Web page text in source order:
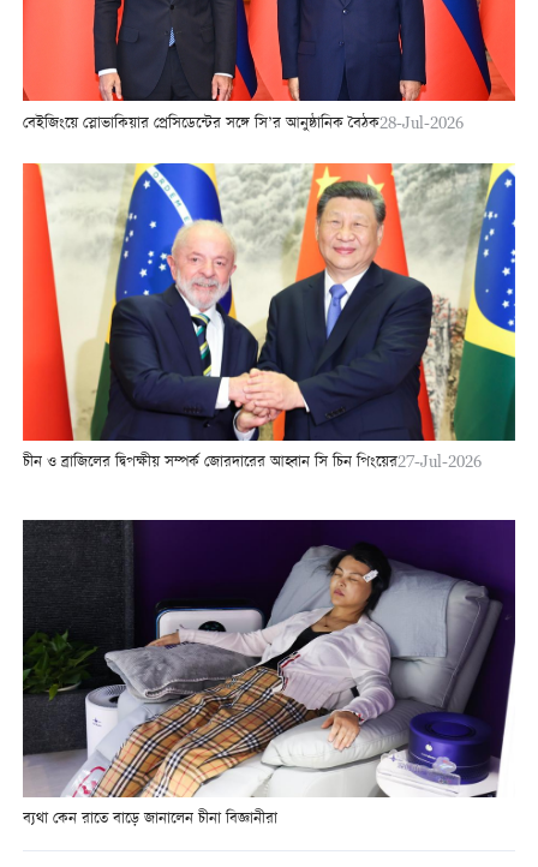
বেইজিংয়ে স্লোভাকিয়ার প্রেসিডেন্টের সঙ্গে সি’র আনুষ্ঠানিক বৈঠক28-Jul-2026
চীন ও ব্রাজিলের দ্বিপক্ষীয় সম্পর্ক জোরদারের আহ্বান সি চিন পিংয়ের27-Jul-2026
ব্যথা কেন রাতে বাড়ে জানালেন চীনা বিজ্ঞানীরা